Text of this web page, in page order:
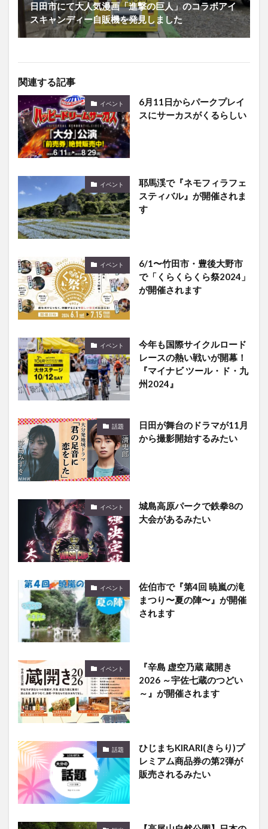
日田市にて大人気漫画「進撃の巨人」のコラボアイ
スキャンディー自販機を発見しました
関連する記事
イベント
6月11日からパークプレイ
スにサーカスがくるらしい
イベント
耶馬渓で『ネモフィラフェ
スティバル』が開催されま
す
イベント
6/1〜竹田市・豊後大野市
で「くらくらくら祭2024」
が開催されます
イベント
今年も国際サイクルロード
レースの熱い戦いが開幕！
『マイナビ ツール・ド・九
州2024』
話題
日田が舞台のドラマが11月
から撮影開始するみたい
イベント
城島高原パークで鉄拳8の
大会があるみたい
イベント
佐伯市で『第4回 暁嵐の滝
まつり〜夏の陣〜』が開催
されます
イベント
『辛島 虚空乃蔵 蔵開き
2026 ～宇佐七蔵のつどい
～』が開催されます
話題
ひじまちKIRARI(きらり)プ
レミアム商品券の第2弾が
販売されるみたい